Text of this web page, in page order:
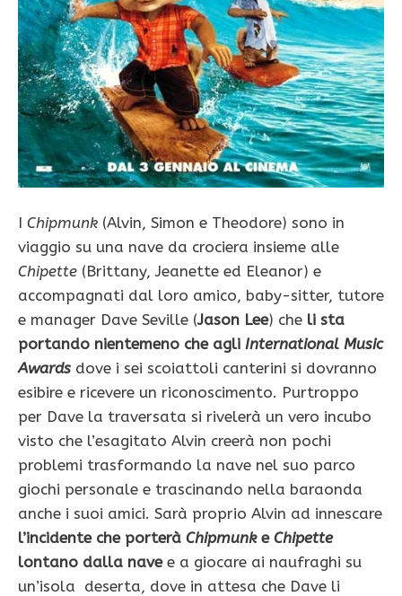
I Chipmunk (Alvin, Simon e Theodore) sono in
viaggio su una nave da crociera insieme alle
Chipette (Brittany, Jeanette ed Eleanor) e
accompagnati dal loro amico, baby-sitter, tutore
e manager Dave Seville (Jason Lee) che li sta
portando nientemeno che agli International Music
Awards dove i sei scoiattoli canterini si dovranno
esibire e ricevere un riconoscimento. Purtroppo
per Dave la traversata si rivelerà un vero incubo
visto che l’esagitato Alvin creerà non pochi
problemi trasformando la nave nel suo parco
giochi personale e trascinando nella baraonda
anche i suoi amici. Sarà proprio Alvin ad innescare
l’incidente che porterà Chipmunke Chipette
lontano dalla navee a giocare ai naufraghi su
un’isola deserta, dove in attesa che Dave li